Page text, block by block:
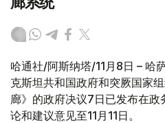
哈通社/阿斯纳塔/11月8日 – 哈
克斯坦共和国政府和突厥国家
廊》的政府决议7日已发布在
论和建议意见至11月11日。